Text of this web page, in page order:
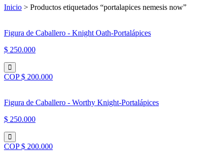
Inicio > Productos etiquetados “portalapices nemesis now”
Figura de Caballero - Knight Oath-Portalápices
$ 250.000
COP $ 200.000
Figura de Caballero - Worthy Knight-Portalápices
$ 250.000
COP $ 200.000